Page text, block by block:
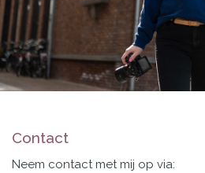
Contact
Neem contact met mij op via: